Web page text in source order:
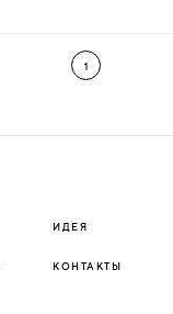
1
ИДЕЯ
КОНТАКТЫ